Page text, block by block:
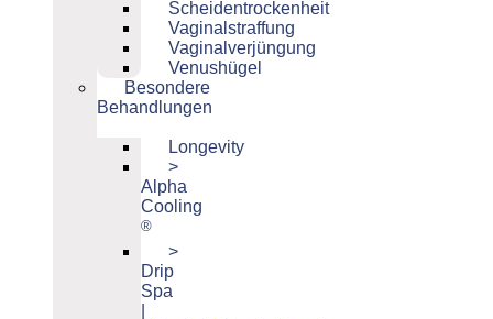
Scheidentrockenheit
Vaginalstraffung
Vaginalverjüngung
Venushügel
Besondere
Behandlungen
Longevity
>
Alpha
Cooling
®
>
Drip
Spa